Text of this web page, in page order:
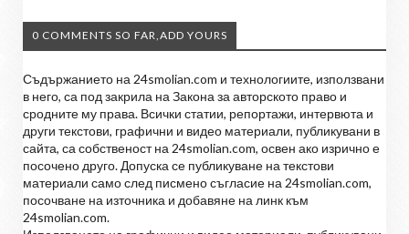
0 COMMENTS SO FAR,ADD YOURS
Съдържанието на 24smolian.com и технологиите, използвани
в него, са под закрила на Закона за авторското право и
сродните му права. Всички статии, репортажи, интервюта и
други текстови, графични и видео материали, публикувани в
сайта, са собственост на 24smolian.com, освен ако изрично е
посочено друго. Допуска се публикуване на текстови
материали само след писмено съгласие на 24smolian.com,
посочване на източника и добавяне на линк към
24smolian.com.